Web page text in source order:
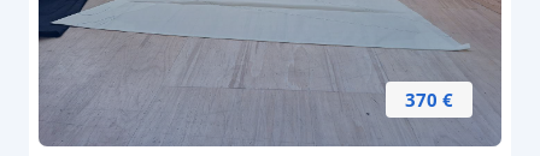
370 €